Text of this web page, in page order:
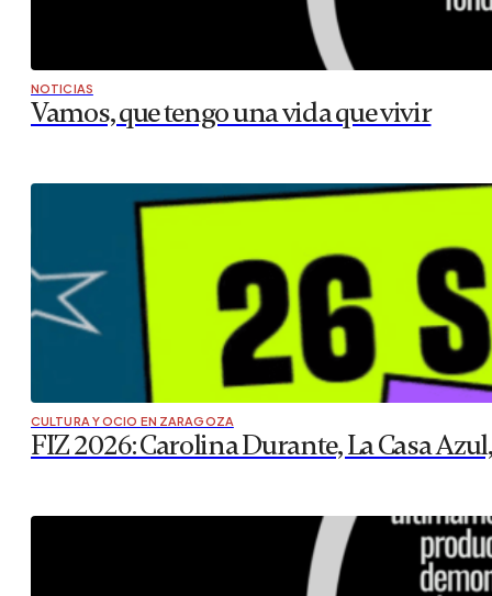
NOTICIAS
Vamos, que tengo una vida que vivir
CULTURA Y OCIO EN ZARAGOZA
FIZ 2026: Carolina Durante, La Casa